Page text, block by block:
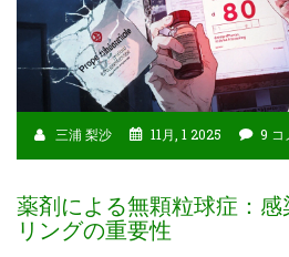
三浦 梨沙 11月, 1 2025 9 コ
薬剤による無顆粒球症：
リングの重要性